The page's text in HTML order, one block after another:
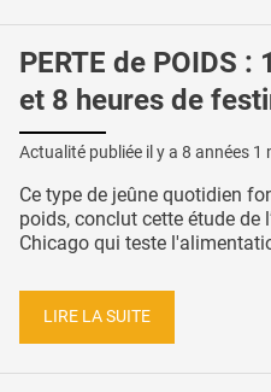
PERTE de POIDS
et 8 heures de
Actualité publiée il y a 8 années 1
Ce type de jeûne quotidien
poids, conclut cette étude de
Chicago qui teste
LIRE LA SUITE